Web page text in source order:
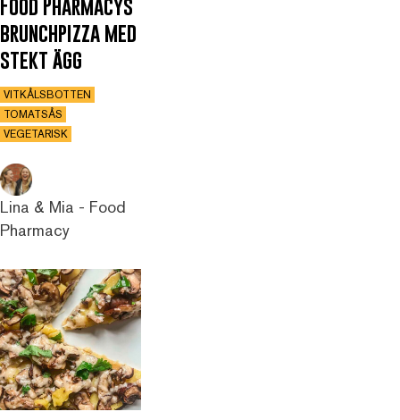
Food Pharmacys
brunchpizza med
stekt ägg
VITKÅLSBOTTEN
TOMATSÅS
VEGETARISK
Lina & Mia - Food
Pharmacy